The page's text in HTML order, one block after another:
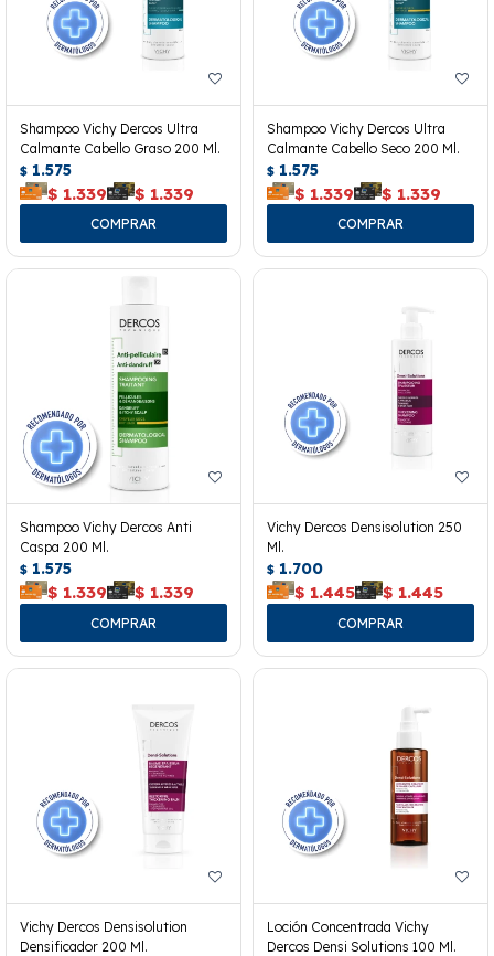
Shampoo Vichy Dercos Ultra
Calmante Cabello Graso 200 Ml.
$ 1.575
$ 1.339 $ 1.339
Shampoo Vichy Dercos Ultra
Calmante Cabello Seco 200 Ml.
$ 1.575
$ 1.339 $ 1.339
Shampoo Vichy Dercos Anti
Caspa 200 Ml.
$ 1.575
$ 1.339 $ 1.339
Vichy Dercos Densisolution 250
Ml.
$ 1.700
$ 1.445 $ 1.445
Vichy Dercos Densisolution
Densificador 200 Ml.
Loción Concentrada Vichy
Dercos Densi Solutions 100 Ml.